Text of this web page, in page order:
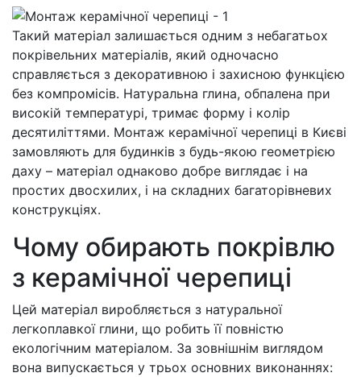
Такий матеріал залишається одним з небагатьох
покрівельних матеріалів, який одночасно
справляється з декоративною і захисною функцією
без компромісів. Натуральна глина, обпалена при
високій температурі, тримає форму і колір
десятиліттями. Монтаж керамічної черепиці в Києві
замовляють для будинків з будь-якою геометрією
даху – матеріал однаково добре виглядає і на
простих двосхилих, і на складних багаторівневих
конструкціях.
Чому обирають покрівлю
з керамічної черепиці
Цей матеріал виробляється з натуральної
легкоплавкої глини, що робить її повністю
екологічним матеріалом. За зовнішнім виглядом
вона випускається у трьох основних виконаннях: